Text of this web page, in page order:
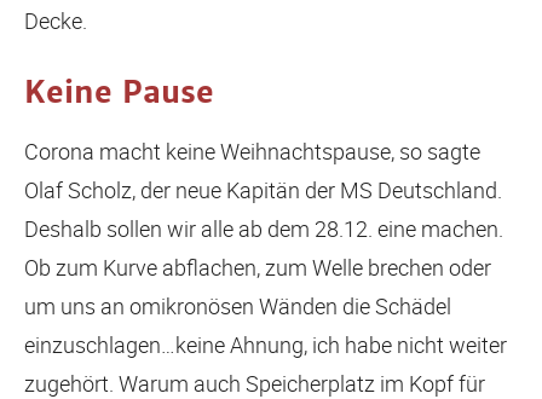
Decke.
Keine Pause
Corona macht keine Weihnachtspause, so sagte
Olaf Scholz, der neue Kapitän der MS Deutschland.
Deshalb sollen wir alle ab dem 28.12. eine machen.
Ob zum Kurve abflachen, zum Welle brechen oder
um uns an omikronösen Wänden die Schädel
einzuschlagen…keine Ahnung, ich habe nicht weiter
zugehört. Warum auch Speicherplatz im Kopf für